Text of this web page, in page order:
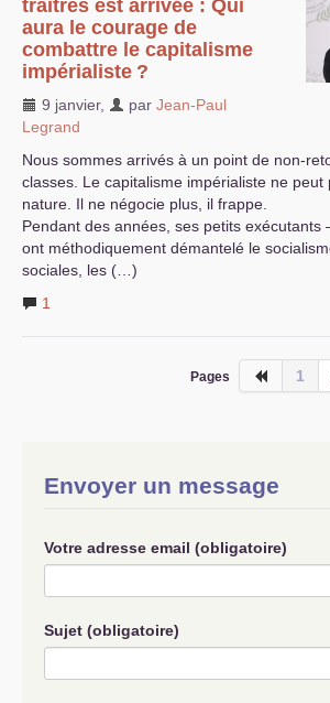
traitres est arrivée : Qui
aura le courage de
combattre le capitalisme
impérialiste ?
9 janvier, par Jean-Paul
Legrand
Nous sommes arrivés à un point de non-
classes. Le capitalisme impérialiste ne peut
nature. Il ne négocie plus, il frappe.
Pendant des années, ses petits
ont méthodiquement démantelé le
sociales, les (…)
1
Pages 1
Envoyer un message
Votre adresse email (obligatoire)
Sujet (obligatoire)